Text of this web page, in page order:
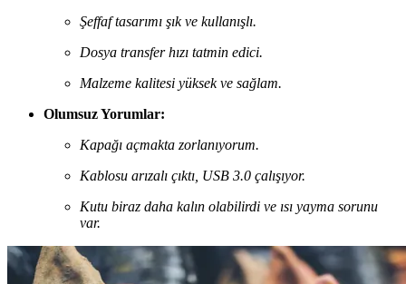
Şeffaf tasarımı şık ve kullanışlı.
Dosya transfer hızı tatmin edici.
Malzeme kalitesi yüksek ve sağlam.
Olumsuz Yorumlar:
Kapağı açmakta zorlanıyorum.
Kablosu arızalı çıktı, USB 3.0 çalışıyor.
Kutu biraz daha kalın olabilirdi ve ısı yayma sorunu
var.